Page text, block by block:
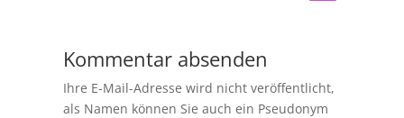
Kommentar absenden
Ihre E-Mail-Adresse wird nicht veröffentlicht,
als Namen können Sie auch ein Pseudonym